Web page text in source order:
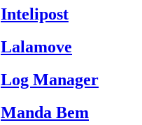
Intelipost
Lalamove
Log Manager
Manda Bem